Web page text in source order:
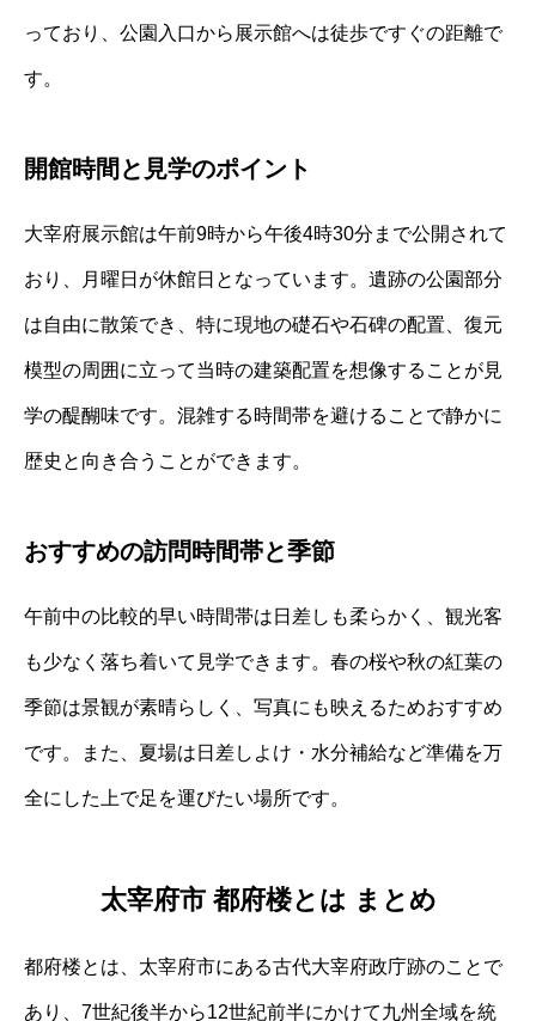
っており、公園入口から展示館へは徒歩ですぐの距離で
す。
開館時間と見学のポイント
大宰府展示館は午前9時から午後4時30分まで公開されて
おり、月曜日が休館日となっています。遺跡の公園部分
は自由に散策でき、特に現地の礎石や石碑の配置、復元
模型の周囲に立って当時の建築配置を想像することが見
学の醍醐味です。混雑する時間帯を避けることで静かに
歴史と向き合うことができます。
おすすめの訪問時間帯と季節
午前中の比較的早い時間帯は日差しも柔らかく、観光客
も少なく落ち着いて見学できます。春の桜や秋の紅葉の
季節は景観が素晴らしく、写真にも映えるためおすすめ
です。また、夏場は日差しよけ・水分補給など準備を万
全にした上で足を運びたい場所です。
太宰府市 都府楼とは まとめ
都府楼とは、太宰府市にある古代大宰府政庁跡のことで
あり、7世紀後半から12世紀前半にかけて九州全域を統